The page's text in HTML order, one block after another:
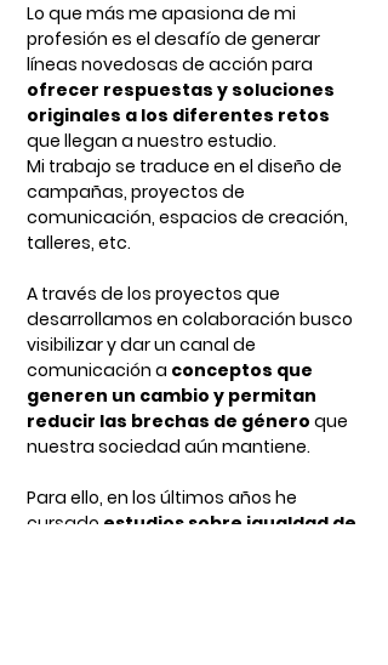
Lo que más me apasiona de mi
profesión es el desafío de generar
líneas novedosas de acción para
ofrecer respuestas y soluciones
originales a los diferentes retos
que llegan a nuestro estudio.
Mi trabajo se traduce en el diseño de
campañas, proyectos de
comunicación, espacios de creación,
talleres, etc.
A través de los proyectos que
desarrollamos en colaboración busco
visibilizar y dar un canal de
comunicación a conceptos que
generen un cambio y permitan
reducir las brechas de género que
nuestra sociedad aún mantiene.
Para ello, en los últimos años he
cursado estudios sobre igualdad de